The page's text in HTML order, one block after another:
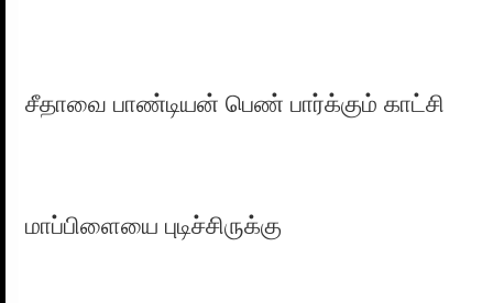
சீதாவை பாண்டியன் பெண் பார்க்கும் காட்சி
மாப்பிளையை புடிச்சிருக்கு